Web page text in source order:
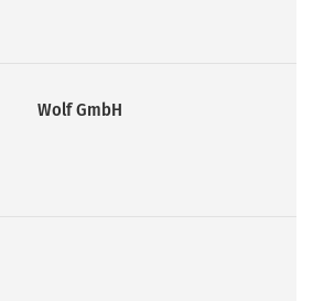
Wolf GmbH